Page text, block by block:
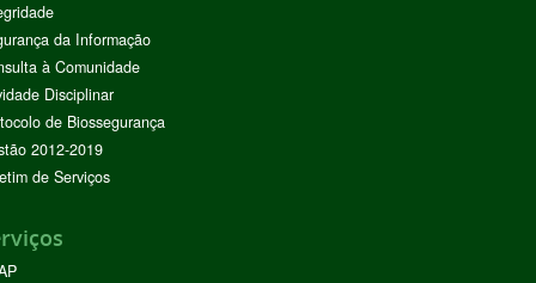
da Informação
à Comunidade
Disciplinar
de Biossegurança
2012-2019
de Serviços